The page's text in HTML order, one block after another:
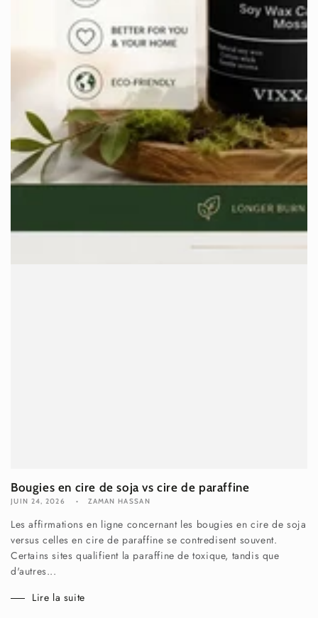
Bougies en cire de soja vs cire de paraffine
JUIN 24, 2026 ZAMAN HASSAN
Les affirmations en ligne concernant les bougies en cire de soja
versus celles en cire de paraffine se contredisent souvent.
Certains sites qualifient la paraffine de toxique, tandis que
d'autres...
Lire la suite